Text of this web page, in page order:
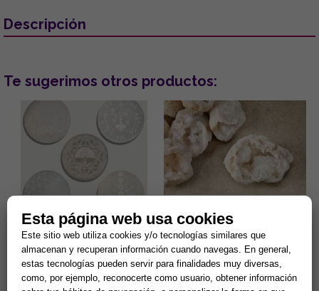
Descripción
Te sugerimos otros productos:
DISCO DE SELENITA
GRABADO. MODELOS
SURTIDOS (15 cm.)
Gran capacidad para la
limpieza de minerales y
energias negativas.
Propiedades purificantes y
GEODA CUARZO CRISTAL 4-
6CM APROX.
¿Sientes tu hogar pesado o
estancado? Despierta la
energía de tu entorno con el
sanador maestro de la
Esta página web usa cookies
Este sitio web utiliza cookies y/o tecnologías similares que
almacenan y recuperan información cuando navegas. En general,
estas tecnologías pueden servir para finalidades muy diversas,
como, por ejemplo, reconocerte como usuario, obtener información